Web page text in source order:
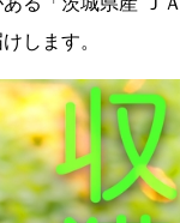
します。